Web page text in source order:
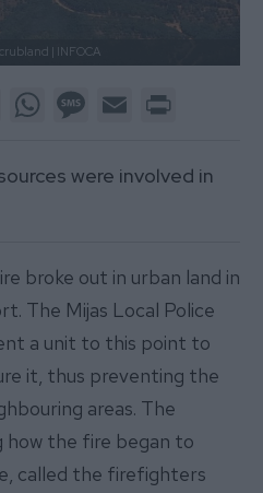
| INFOCA
MeneameWhatsAppMessage
Email
were involved in
broke out in urban land in
The Mijas Local Police
a unit to this point to
it, thus preventing the
areas. The
the fire began to
called the firefighters